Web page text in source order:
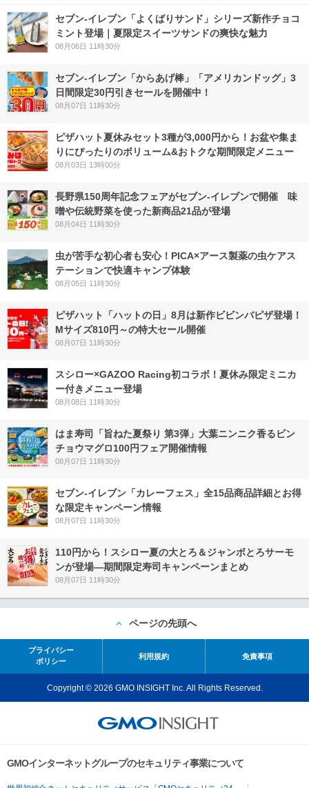
セブン‐イレブン「よくばりサンド」シリーズ新作チョコ
ミント登場｜夏限定スイーツサンドの爽快な魅力
08月06日 11時30分
セブン‐イレブン「からあげ棒」「アメリカンドッグ」3
日間限定30円引きセールを開催中！
08月07日 11時30分
ピザハット夏休みセット3種が3,000円から！お盆や集ま
りにぴったりのボリューム&おトクな期間限定メニュー
08月03日 13時00分
長野県150周年記念フェアがセブン-イレブンで開催 味
噌や伝統野菜を使った新商品21品が登場
08月04日 11時30分
虫が苦手な初心者も安心！PICA×アース製薬の虫ケアス
テーションで快適キャンプ体験
08月05日 11時30分
ピザハット「ハットの日」8月は新作ビビンバピザ登場！
Mサイズ810円～の特大セール開催
08月07日 11時30分
スシロー×GAZOO Racing初コラボ！夏休み限定ミニカ
ー付きメニュー登場
08月08日 11時30分
はま寿司「旨ねた夏祭り 第3弾」大葉ニンニク香るビン
チョウマグロ100円フェア開催情報
08月07日 11時30分
セブン‐イレブン「カレーフェス」全15品商品詳細とお得
な限定キャンペーン情報
08月07日 11時30分
110円から！スシロー夏の大とろ＆ジャンボとろサーモ
ンが登場―期間限定寿司キャンペーンまとめ
08月07日 11時30分
ページの先頭へ
プライバシー
ポリシー
利用規約 免責事項
Copyright © 2026 GMO INSIGHT Inc. All Rights Reserved.
GMOインターネットグループのセキュリティ事業について